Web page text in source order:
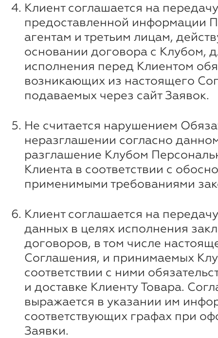
Клиент соглашается на
предоставленной информации
агентам и третьим лицам,
основании договора с Клубом,
исполнения перед Клиентом
возникающих из настоящего
подаваемых через сайт Заявок.
Не считается нарушением
неразглашении согласно
разглашение Клубом
Клиента в соответствии с
применимыми требованиями
Клиент соглашается на
данных в целях исполнения
договоров, в том числе
Соглашения, и принимаемых
соответствии с ними
и доставке Клиенту Товара.
выражается в указании им
соответствующих графах при
Заявки.